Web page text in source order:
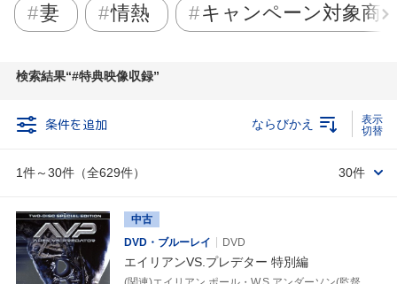
妻 情熱 キャンペーン対象商
検索結果 #特典映像収録
条件を追加
1件～30件（全629件）
ならびかえ
30件
中古
DVD・ブルーレイ
DVD
エイリアンVS.プレデター 特別編